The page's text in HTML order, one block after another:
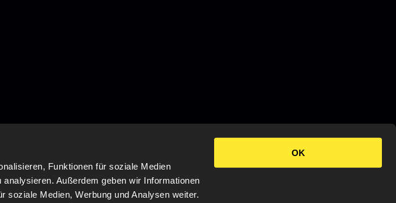
Funktionen für soziale Medien
Außerdem geben wir Informationen
soziale Medien, Werbung und Analysen weiter.
OK